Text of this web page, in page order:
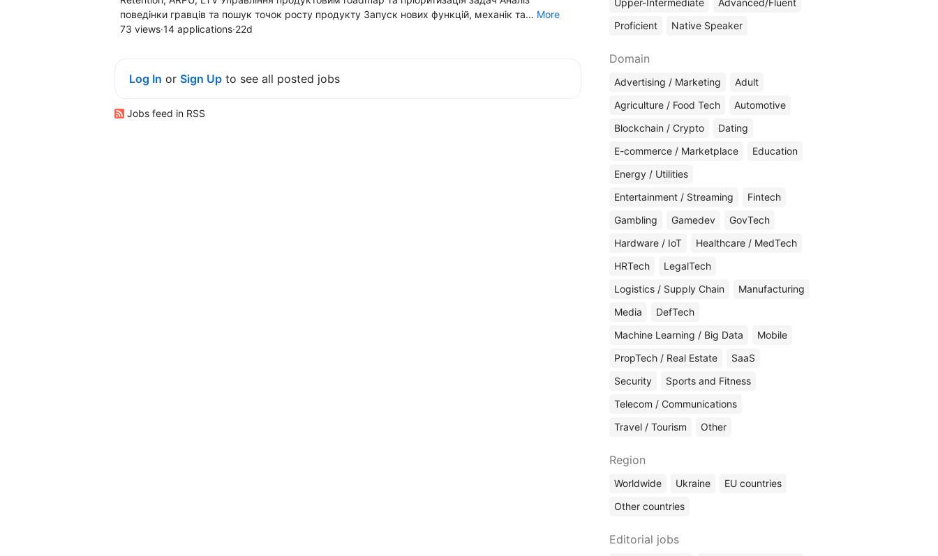
поведінки гравців та пошук точок росту продукту Запуск нових функцій, механік та... More
73 views·14 applications·22d
Log In or Sign Up to see all posted jobs
Jobs feed in RSS
Upper-Intermediate
Advanced/Fluent
Proficient
Native Speaker
Domain
Advertising / Marketing
Adult
Agriculture / Food Tech
Automotive
Blockchain / Crypto
Dating
E-commerce / Marketplace
Education
Energy / Utilities
Entertainment / Streaming
Fintech
Gambling
Gamedev
GovTech
Hardware / IoT
Healthcare / MedTech
HRTech
LegalTech
Logistics / Supply Chain
Manufacturing
Media
DefTech
Machine Learning / Big Data
Mobile
PropTech / Real Estate
SaaS
Security
Sports and Fitness
Telecom / Communications
Travel / Tourism
Other
Region
Worldwide Ukraine
EU countries
Other countries
Editorial jobs